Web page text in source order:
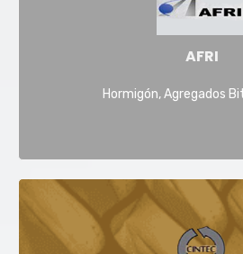
AFRI
Hormigón, Agregados